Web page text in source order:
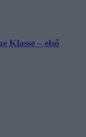
Klasse – első